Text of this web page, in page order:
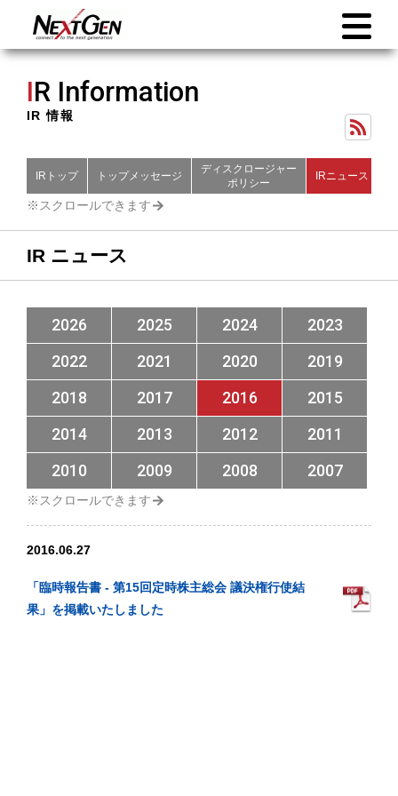
IR Information
IR 情報
IRトップ トップメッセージ
ディスクロージャー
ポリシー
IRニュース
IR ニュース
2026 2025 2024
2023
2022
2021 2020
2019
2018
2017 2016
2015
2014
2013 2012
2011
2010
2009 2008 2007
2016.06.27
「臨時報告書 - 第15回定時株主総会 議決権行使結
果」を掲載いたしました